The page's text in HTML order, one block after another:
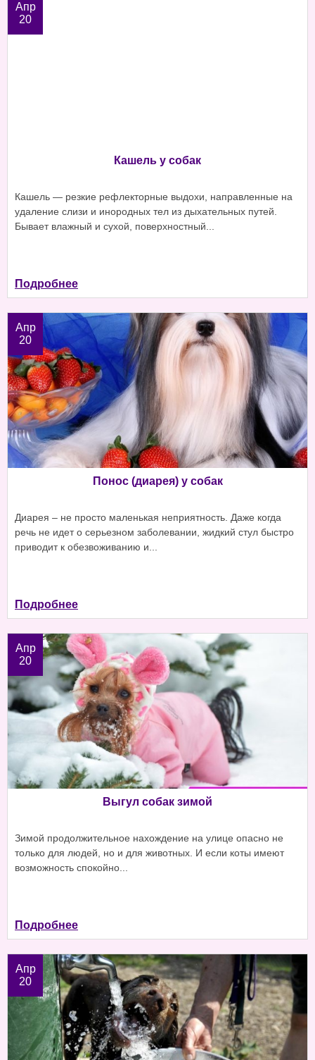
Апр
20
Кашель у собак
Кашель — резкие рефлекторные выдохи, направленные на
удаление слизи и инородных тел из дыхательных путей.
Бывает влажный и сухой, поверхностный...
Подробнее
Апр
20
Понос (диарея) у собак
Диарея – не просто маленькая неприятность. Даже когда
речь не идет о серьезном заболевании, жидкий стул быстро
приводит к обезвоживанию и...
Подробнее
Апр
20
Выгул собак зимой
Зимой продолжительное нахождение на улице опасно не
только для людей, но и для животных. И если коты имеют
возможность спокойно...
Подробнее
Апр
20